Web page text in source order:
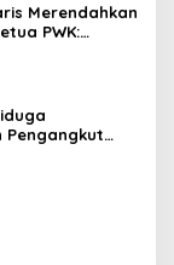
Merendahkan
PWK:
Pengangkut
CPO